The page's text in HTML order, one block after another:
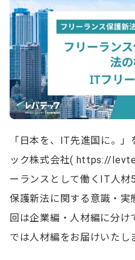
「日本を、IT先進国に。
ック株式会社( https://
ーランスとして働くIT人材
保護新法に関する意識・実
回は企業編・人材編に分け
では人材編をお届けいたし